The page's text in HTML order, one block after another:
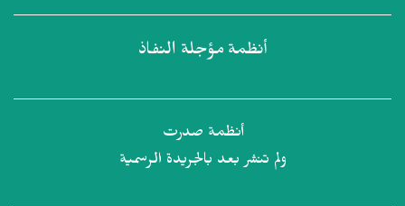
مؤجلة النفاذ
أنظمة صدرت
ولم تنشر بعد بالجريدة الرسمية